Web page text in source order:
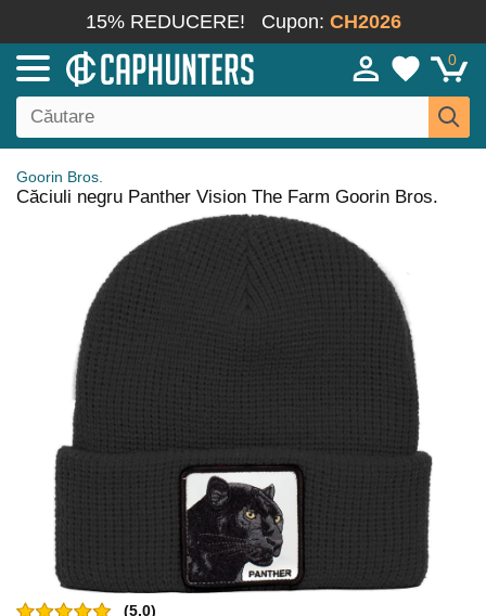
15% REDUCERE! Cupon: CH2026
0
Goorin Bros.
Căciuli negru Panther Vision The Farm Goorin Bros.
(5.0)